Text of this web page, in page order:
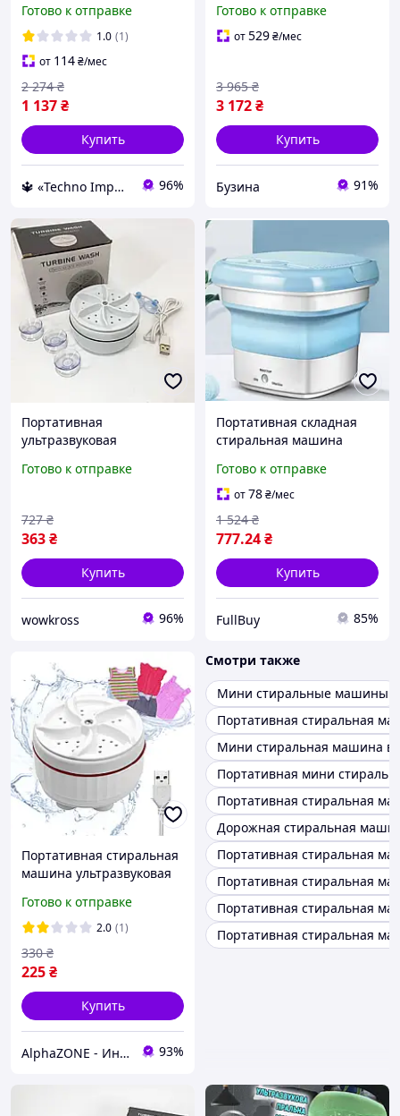
центрифугой для дачи
без водопровода
Готово к отправке
1.0 (1)
от 114₴/мес
1 137₴
2 274 ₴
Купить
🔱 «Techno Imperia» Компетентность! Качество товара! Быстрая отправка! ✅ 96%
машинка автомат
портативная PN-66
Готово к отправке
от529₴/мес
3 172₴
3 965 ₴
Купить
Бузина 91%
Портативная
ультразвуковая
Стиральная машина для
стиралка ведро GT-25
NEW
Готово к отправке
363₴
727 ₴
Купить
wowkross 96%
Портативная складная
стиральная машина
одежды с функцией
озонирования 10 Вт 200
оборотов в минуту
Готово к отправке
от78₴/мес
777.24₴
1 524 ₴
Купить
FullBuy 85%
Портативная стиральная
машина ультразвуковая
устройство для стирки от
USB
Готово к отправке
2.0 (1)
225₴
330 ₴
Купить
AlphaZONE - Интернет гипермаркет 93%
Смотри также
Мини стиральные машины
Портативная стиральная
Мини стиральная машина
Портативная мини
Портативная стиральная
Дорожная стиральная
Портативная стиральная
Портативная стиральная
Портативная стиральная
Портативная стиральная